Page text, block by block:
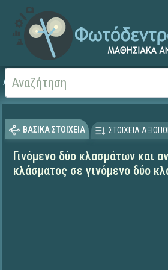
Αρχική
ΒΑΣΙΚΑ ΣΤΟΙΧΕΙΑ ΣΤΟΙΧΕΙΑ
Γινόμενο δύο κλασμάτων και
κλάσματος σε γινόμενο δύο